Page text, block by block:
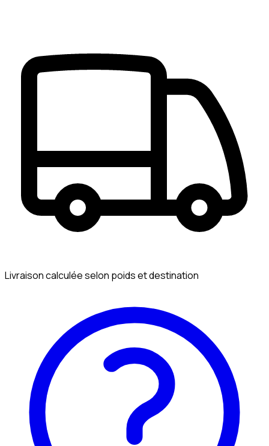
Livraison calculée selon poids et destination